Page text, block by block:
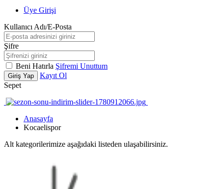
Üye Girişi
Kullanıcı Adı/E-Posta
Şifre
Beni Hatırla Şifremi Unuttum
Giriş Yap
Kayıt Ol
Sepet
Anasayfa
Kocaelispor
Alt kategorilerimize aşağıdaki listeden ulaşabilirsiniz.